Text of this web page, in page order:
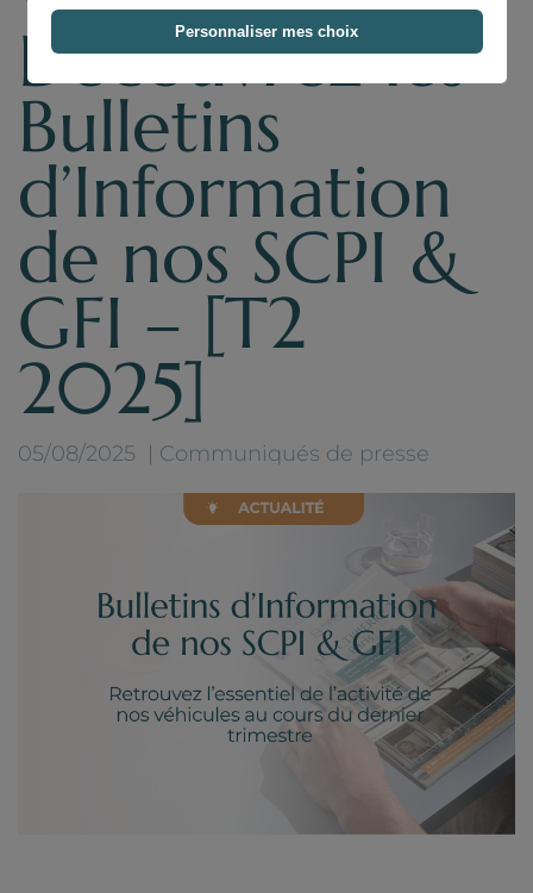
Découvrez les
Bulletins
d’Information
de nos SCPI &
GFI – [T2
2025]
05/08/2025 Communiqués de presse
Personnaliser mes choix